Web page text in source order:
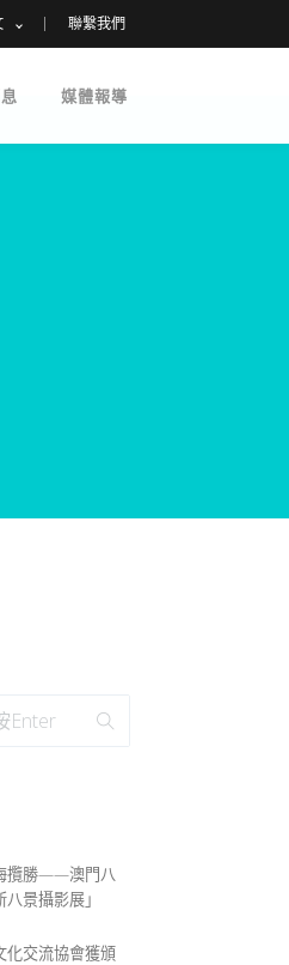
聯繫我們
媒體報導
攬勝——澳門八
景攝影展」
化交流協會獲頒